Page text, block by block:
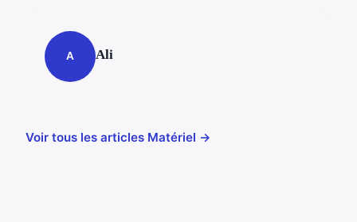
A Ali
Voir tous les articles Matériel →